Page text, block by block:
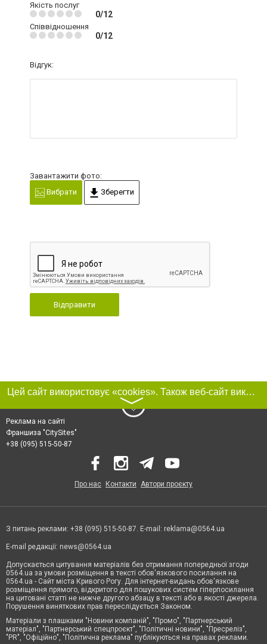
Якість послуг
0/12
Співвідношення
0/12
Відгук:
Завантажити фото:
Вибрати
Зберегти
Відправити
Цей сайт використовує «cookies». Також веб-сайт використовує інтернет-сервіс для збору технічних даних стосовно відвідувачів з метою отримання маркетингової та статистичної інформації. Умови обробки даних відвідувачів сайту див.
〉
Реклама на сайті
Франшиза "CitySites"
+38 (095) 515-50-87
Про нас Контакти Автори проєкту
З питань реклами: +38 (095) 515-50-87. E-mail: reklama@0564.ua
E-mail редакції: news@0564.ua
Допускається цитування матеріалів без отримання попередньої згоди
0564.ua за умови розміщення в тексті обов'язкового посилання на
0564.ua - Сайт міста Кривого Рогу. Для інтернет-видань обов'язкове
розміщення прямого, відкритого для пошукових систем гіперпосилання
на цитовані статті не нижче другого абзацу в тексті або в якості джерела.
Порушення виняткових прав переслідується Законом.
Матеріали з плашками "Новини компаній", "Промо", "Партнерський
матеріал", "Партнерський спецпроєкт", "Політичні новини", "Пресреліз",
"PR", "Офіційно", "Політична реклама" публікуються на правах реклами.